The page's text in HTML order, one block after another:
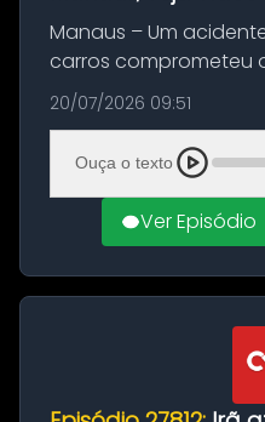
Manaus – Um
carros comprometeu
Brasil durante a
(20), em frente ao
Manaus, na Zona
20/07/2026 09:51
Ouça o texto
Ver Episódio